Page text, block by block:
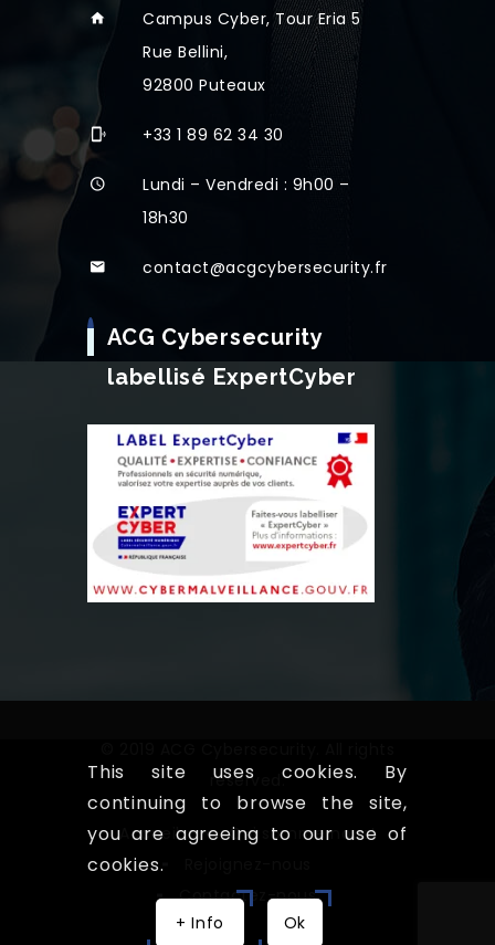
Campus Cyber, Tour Eria 5
Rue Bellini,
92800 Puteaux
+33 1 89 62 34 30
Lundi – Vendredi : 9h00 –
18h30
contact@acgcybersecurity.fr
ACG Cybersecurity
labellisé ExpertCyber
reserved.
Accueil
Qui somme nous!
Contactez-nous
This site uses cookies. By
continuing to browse the site,
you are agreeing to our use of
cookies.
+ Info Ok